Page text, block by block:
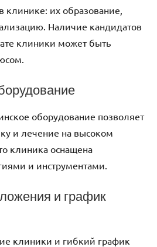
клинике: их образование,
Наличие кандидатов
клиники может быть
оборудование позволяет
и лечение на высоком
клиника оснащена
и инструментами.
и график
клиники и гибкий график